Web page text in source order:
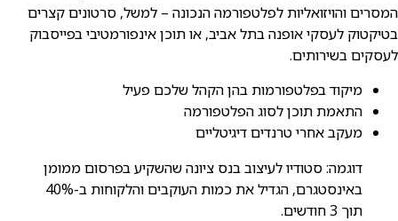
המסרים והויזואליות לפלטפורמה הנכונה – למשל, סרטונים קצרים
בטיקטוק לעסקי אופנה בתל אביב, או תוכן אינפורמטיבי בפייסבוק
לעסקים בשירותים.
מיקוד בפלטפורמות בהן הקהל שלכם פעיל
התאמת תוכן לסוג הפלטפורמה
מעקב אחרי טרנדים דיגיטליים
דוגמה: סטודיו לעיצוב בנס ציונה שהשקיע בפרסום ממומן
באינסטגרם, הגדיל את כמות העוקבים והלקוחות ב-40%
תוך 3 חודשים.